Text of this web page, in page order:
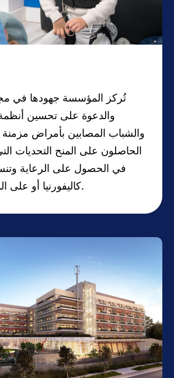
تُركز المؤسسة جهودها في
والدعوة على تحسين أنظمة
والشباب المصابين بأمراض مزمنة
الحاصلون على المنح التحديات
في الحصول على الرعاية
كاليفورنيا أو على المستوى الوطني.